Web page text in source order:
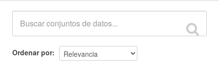
Ordenar por